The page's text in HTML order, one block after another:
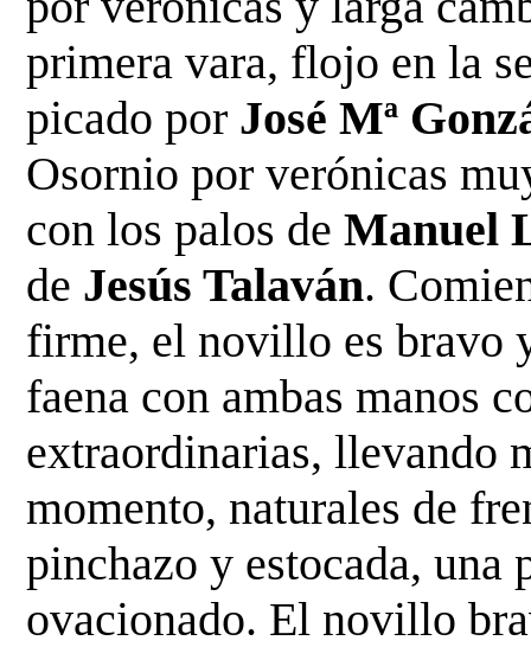
primera vara, flojo en la
picado por José Mª
Osorniopor verónicas
con los palos deManuel
de Jesús Talaván.
firme, el novillo esbravo
faena con ambas manos
extraordinarias, llevando
momento, naturales de
pinchazo y estocada, una
ovacionado. El novillo